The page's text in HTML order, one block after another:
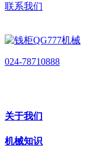
联系我们
024-78710888
关于我们
机械知识